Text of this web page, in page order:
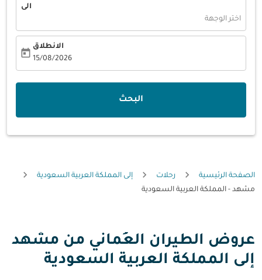
الى
اختر الوجهة
الانطلاق
15/08/2026
today
البحث
الصفحة الرئيسية رحلات
إلى المملكة العربية السعودية
مشهد - المملكة العربية السعودية
عروض الطيران العُماني من مشهد
إلى المملكة العربية السعودية